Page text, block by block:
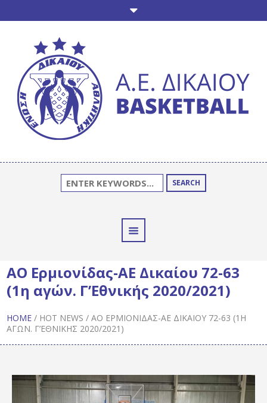
SEARCH
ΑΟ Ερμιονίδας-ΑΕ Δικαίου 72-63
(1η αγών. Γ’Εθνικής 2020/2021)
HOME / HOT NEWS /ΑΟ ΕΡΜΙΟΝΊΔΑΣ-ΑΕ ΔΙΚΑΊΟΥ 72-63 (1Η
ΑΓΏΝ. Γ’ΕΘΝΙΚΉΣ 2020/2021)